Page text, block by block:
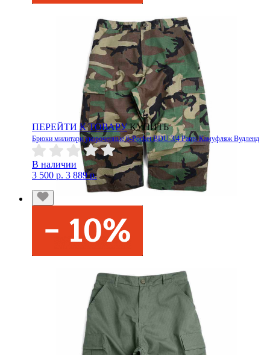
ПЕРЕЙТИ К ТОВАРУ КУПИТЬ
Брюки милитари укороченные 6-Pocket BDU 3/4 Pants Камуфляж Вудленд
В наличии
3 500 р. 3 889 р.